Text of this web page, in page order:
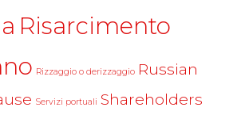
Risarcimento
Rizzaggio o derizzaggio Russian
Servizi portuali Shareholders